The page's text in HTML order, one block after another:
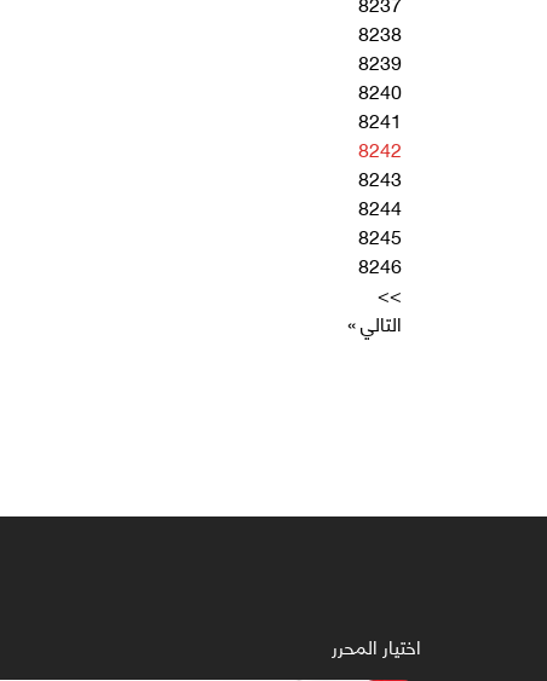
8238
8239
8240
8241
8242
8243
8244
8245
8246
>>
التالي »
اختيار المحرر